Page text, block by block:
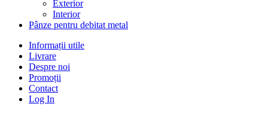
Exterior
Interior
Pânze pentru debitat metal
Informații utile
Livrare
Despre noi
Promoții
Contact
Log In